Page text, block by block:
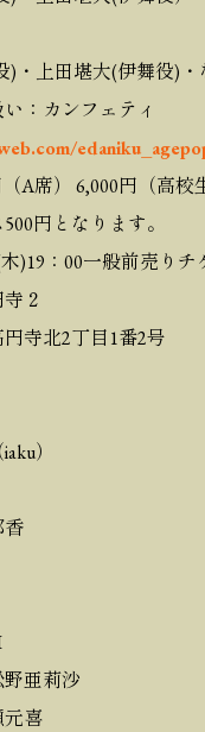
)・上田堪大(伊舞役)
：カンフェティ
（A席） 6,000円（高
円となります。
)19：00一般前売り
２
寺北2丁目1番2号
）
香
亜莉沙
元喜